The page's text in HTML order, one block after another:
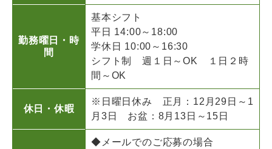
勤務曜日・時
間
基本シフト
平日 14:00～18:00
学休日 10:00～16:30
シフト制 週１日～OK １日２時
間～OK
休日・休暇
※日曜日休み 正月：12月29日～1
月3日 お盆：8月13日～15日
◆メールでのご応募の場合